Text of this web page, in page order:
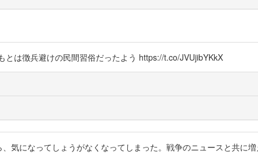
は徴兵避けの民間習俗だったよう https://t.co/JVUjibYKkX
気になってしょうがなくなってしまった。戦争のニュースと共に